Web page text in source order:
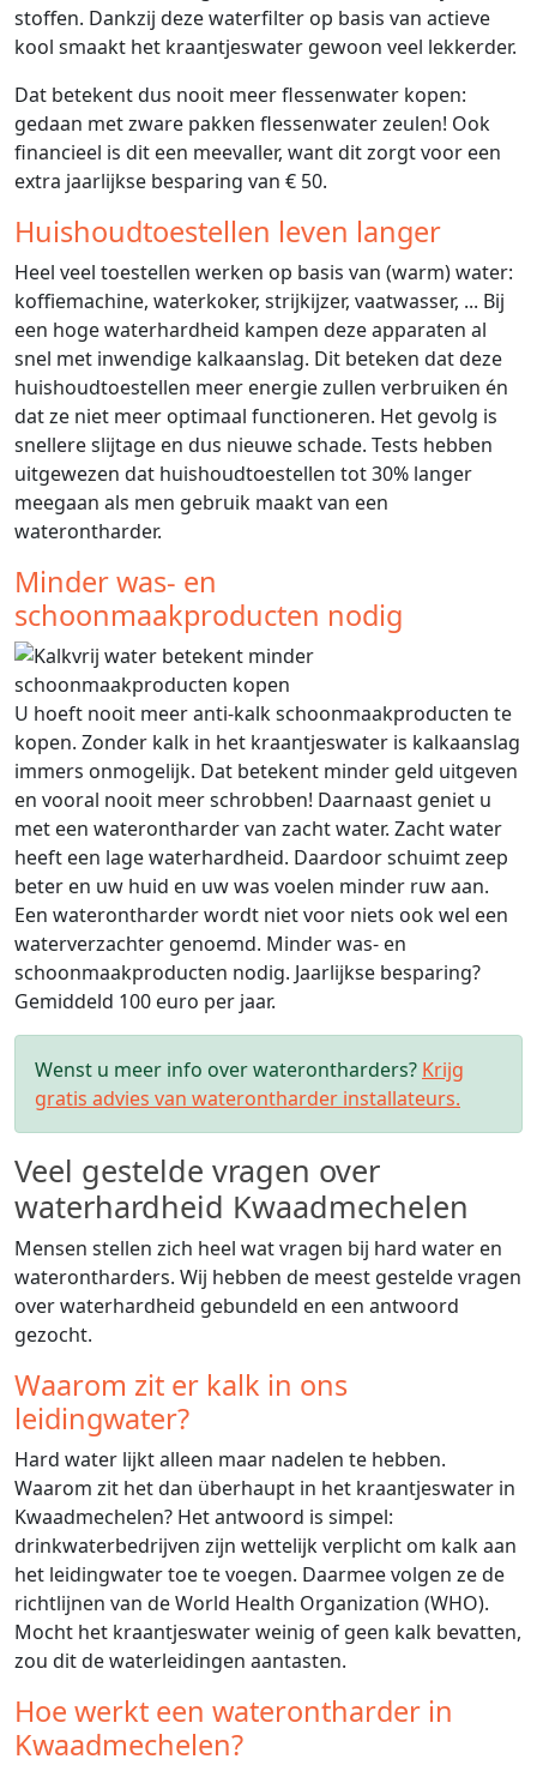
stoffen. Dankzij deze waterfilter op basis van actieve
kool smaakt het kraantjeswater gewoon veel lekkerder.
Dat betekent dus nooit meer flessenwater kopen:
gedaan met zware pakken flessenwater zeulen! Ook
financieel is dit een meevaller, want dit zorgt voor een
extra jaarlijkse besparing van € 50.
Huishoudtoestellen leven langer
Heel veel toestellen werken op basis van (warm) water:
koffiemachine, waterkoker, strijkijzer, vaatwasser, ... Bij
een hoge waterhardheid kampen deze apparaten al
snel met inwendige kalkaanslag. Dit beteken dat deze
huishoudtoestellen meer energie zullen verbruiken én
dat ze niet meer optimaal functioneren. Het gevolg is
snellere slijtage en dus nieuwe schade. Tests hebben
uitgewezen dat huishoudtoestellen tot 30% langer
meegaan als men gebruik maakt van een
waterontharder.
Minder was- en
schoonmaakproducten nodig
U hoeft nooit meer anti-kalk schoonmaakproducten te
kopen. Zonder kalk in het kraantjeswater is kalkaanslag
immers onmogelijk. Dat betekent minder geld uitgeven
en vooral nooit meer schrobben! Daarnaast geniet u
met een waterontharder van zacht water. Zacht water
heeft een lage waterhardheid. Daardoor schuimt zeep
beter en uw huid en uw was voelen minder ruw aan.
Een waterontharder wordt niet voor niets ook wel een
waterverzachter genoemd. Minder was- en
schoonmaakproducten nodig. Jaarlijkse besparing?
Gemiddeld 100 euro per jaar.
Wenst u meer info over waterontharders? Krijg
gratis advies van waterontharder installateurs.
Veel gestelde vragen over
waterhardheid Kwaadmechelen
Mensen stellen zich heel wat vragen bij hard water en
waterontharders. Wij hebben de meest gestelde vragen
over waterhardheid gebundeld en een antwoord
gezocht.
Waarom zit er kalk in ons
leidingwater?
Hard water lijkt alleen maar nadelen te hebben.
Waarom zit het dan überhaupt in het kraantjeswater in
Kwaadmechelen? Het antwoord is simpel:
drinkwaterbedrijven zijn wettelijk verplicht om kalk aan
het leidingwater toe te voegen. Daarmee volgen ze de
richtlijnen van de World Health Organization (WHO).
Mocht het kraantjeswater weinig of geen kalk bevatten,
zou dit de waterleidingen aantasten.
Hoe werkt een waterontharder in
Kwaadmechelen?